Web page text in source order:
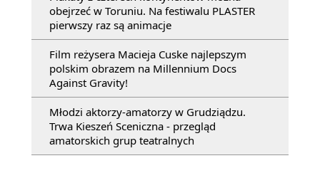
obejrzeć w Toruniu. Na festiwalu PLASTER
pierwszy raz są animacje
Film reżysera Macieja Cuske najlepszym
polskim obrazem na Millennium Docs
Against Gravity!
Młodzi aktorzy-amatorzy w Grudziądzu.
Trwa Kieszeń Sceniczna - przegląd
amatorskich grup teatralnych